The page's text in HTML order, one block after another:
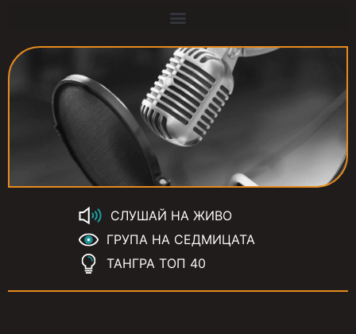
СЛУШАЙ НА ЖИВО
ГРУПА НА СЕДМИЦАТА
ТАНГРА ТОП 40